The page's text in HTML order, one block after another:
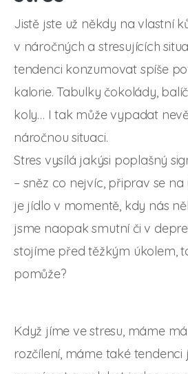
Jistě jste už někdy na vlastní
v náročných a stresujících
tendenci konzumovat spíše
kalorie. Tabulky čokolády,
koly… I tak může vypadat
náročnou situaci.
Stres vysílá jakýsi poplašný
– sněz co nejvíc, připrav se na
je jídlo v momentě, kdy nás
jsme naopak smutní či v
stojíme před těžkým úkolem,
pomůže?
Když jíme ve stresu, máme
rozčílení, máme také tendenci